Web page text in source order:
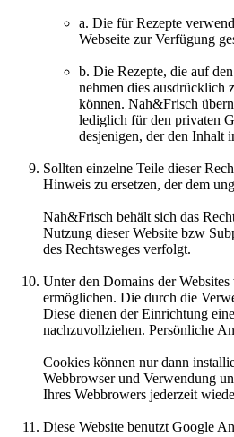
a. Die für Rezepte
Webseite zur Verfügung
b. Die Rezepte, die auf
nehmen dies ausdrücklich
können. Nah&Frisch
lediglich für den privaten
desjenigen, der den Inhalt
Sollten einzelne Teile dieser
Hinweis zu ersetzen, der dem
Nah&Frisch behält sich das
Nutzung dieser Website bzw
des Rechtsweges verfolgt.
Unter den Domains der
ermöglichen. Die durch die
Diese dienen der Einrichtung
nachzuvollziehen. Persönliche
Cookies können nur dann
Webbrowser und Verwendung
Ihres Webbrowers jederzeit
Diese Website benutzt Google